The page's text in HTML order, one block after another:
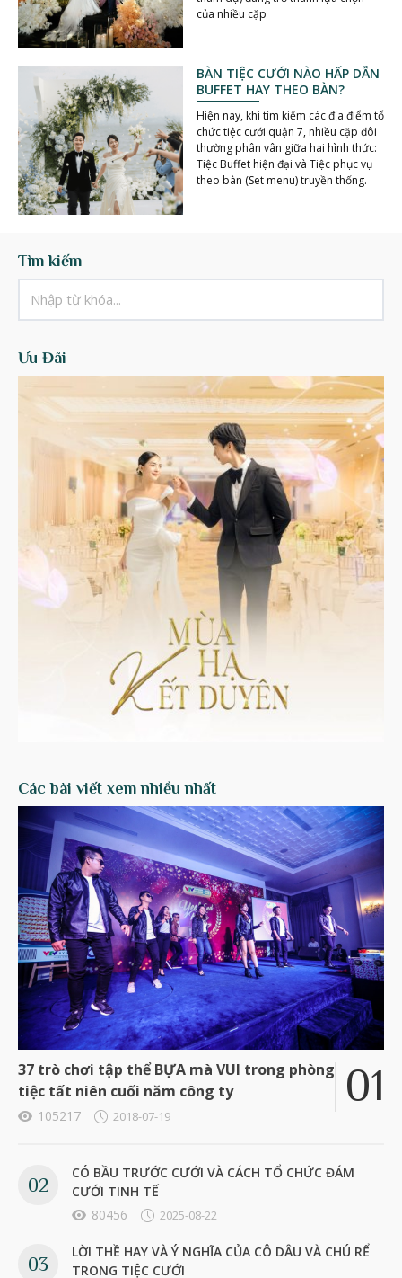
của nhiều cặp
BÀN TIỆC CƯỚI NÀO HẤP DẪN
BUFFET HAY THEO BÀN?
Hiện nay, khi tìm kiếm các địa điểm tổ
chức tiệc cưới quận 7, nhiều cặp đôi
thường phân vân giữa hai hình thức:
Tiệc Buffet hiện đại và Tiệc phục vụ
theo bàn (Set menu) truyền thống.
Tìm kiếm
Ưu Đãi
Các bài viết xem nhiều nhất
37 trò chơi tập thể BỰA mà VUI trong phòng
tiệc tất niên cuối năm công ty
105217 2018-07-19
CÓ BẦU TRƯỚC CƯỚI VÀ CÁCH TỔ CHỨC ĐÁM
CƯỚI TINH TẾ
80456
2025-08-22
LỜI THỀ HAY VÀ Ý NGHĨA CỦA CÔ DÂU VÀ CHÚ RỂ
TRONG TIỆC CƯỚI